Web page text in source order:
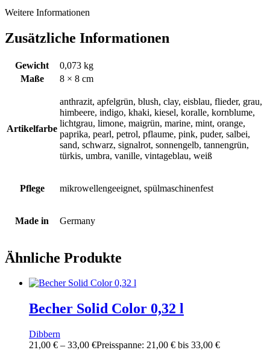
Weitere Informationen
Zusätzliche Informationen
Gewicht
0,073 kg
Maße
8 × 8 cm
Artikelfarbe
anthrazit, apfelgrün, blush, clay, eisblau, flieder, grau,
himbeere, indigo, khaki, kiesel, koralle, kornblume,
lichtgrau, limone, maigrün, marine, mint, orange,
paprika, pearl, petrol, pflaume, pink, puder, salbei,
sand, schwarz, signalrot, sonnengelb, tannengrün,
türkis, umbra, vanille, vintageblau, weiß
Pflege mikrowellengeeignet, spülmaschinenfest
Made in Germany
Ähnliche Produkte
Becher Solid Color 0,32 l
Dibbern
21,00 € – 33,00 €Preisspanne: 21,00 € bis 33,00 €